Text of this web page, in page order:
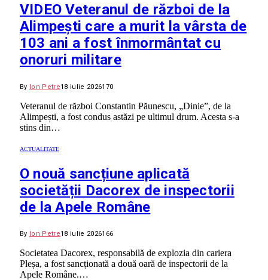
VIDEO Veteranul de război de la
Alimpești care a murit la vârsta de
103 ani a fost înmormântat cu
onoruri militare
By Ion Petre18 iulie 2026170
Veteranul de război Constantin Păunescu, „Dinie”, de la
Alimpești, a fost condus astăzi pe ultimul drum. Acesta s-a
stins din…
ACTUALITATE
O nouă sancțiune aplicată
societății Dacorex de inspectorii
de la Apele Române
By Ion Petre18 iulie 2026166
Societatea Dacorex, responsabilă de explozia din cariera
Pleșa, a fost sancționată a două oară de inspectorii de la
Apele Române.…